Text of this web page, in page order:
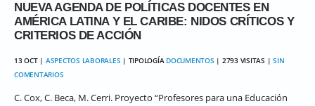
NUEVA AGENDA DE POLÍTICAS DOCENTES EN
AMÉRICA LATINA Y EL CARIBE: NIDOS CRÍTICOS Y
CRITERIOS DE ACCIÓN
13 OCT | ASPECTOS LABORALES | TIPOLOGÍA DOCUMENTOS | 2793 VISITAS | SIN
COMENTARIOS
C. Cox, C. Beca, M. Cerri. Proyecto “Profesores para una Educación